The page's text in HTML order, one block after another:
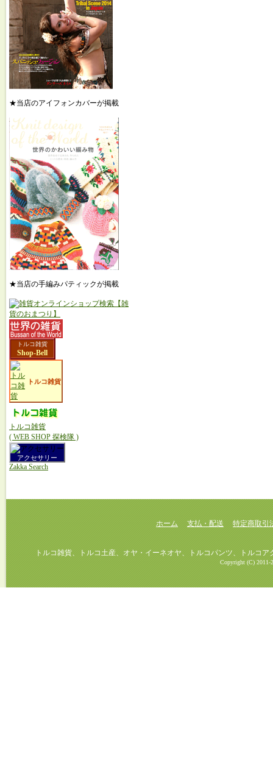
★当店のアイフォンカバーが掲載
★当店の手編みパティックが掲載
トルコ雑貨
Shop-Bell
トルコ雑貨
トルコ雑貨
( WEB SHOP 探検隊 )
アクセサリー
Zakka Search
ホーム 支払・配送 特定商取引
トルコ雑貨、トルコ土産、オヤ・イーネオヤ、トルコパンツ、トルコアク
Copyright (C) 2011-